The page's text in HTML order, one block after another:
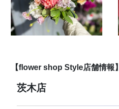
【flower shop Style店舗情報】
茨木店